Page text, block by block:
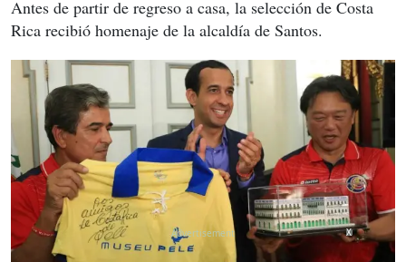
Antes de partir de regreso a casa, la selección de Costa
Rica recibió homenaje de la alcaldía de Santos.
X